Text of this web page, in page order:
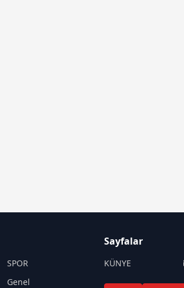
SPOR
Genel
Sayfalar
KÜNYE